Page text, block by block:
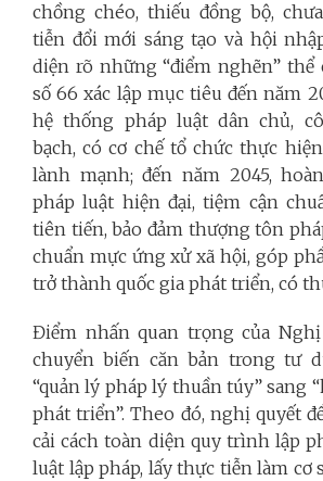
chồng chéo, thiếu đồng bộ,
tiễn đổi mới sáng tạo và hội
diện rõ những “điểm nghẽn” thể
số 66 xác lập mục tiêu đến năm
hệ thống pháp luật dân chủ,
bạch, có cơ chế tổ chức thực
lành mạnh; đến năm 2045,
pháp luật hiện đại, tiệm cận
tiên tiến, bảo đảm thượng tôn
chuẩn mực ứng xử xã hội, góp
trở thành quốc gia phát triển, có
Điểm nhấn quan trọng của
chuyển biến căn bản trong tư
“quản lý pháp lý thuần túy” sang
phát triển”. Theo đó, nghị quyết
cải cách toàn diện quy trình lập
luật lập pháp, lấy thực tiễn làm cơ